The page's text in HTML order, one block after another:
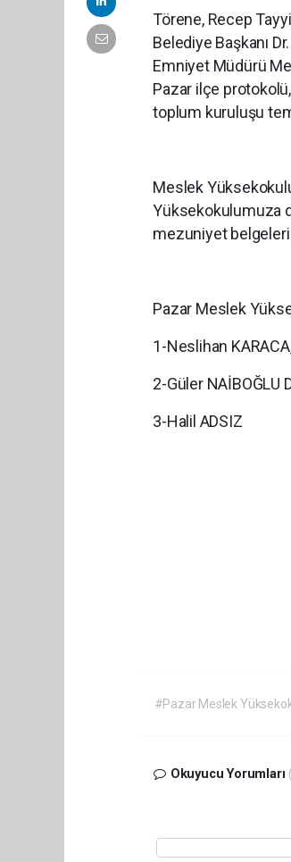
Törene, Recep
Belediye Başkanı
Emniyet Müdürü
Pazar ilçe
toplum kuruluşu
Meslek
Yüksekokulumuza
mezuniyet
Pazar Meslek
1-Neslihan
2-Güler NAİBOĞLU
3-Halil ADSIZ
#Pazar Meslek
Okuyucu Yorumları